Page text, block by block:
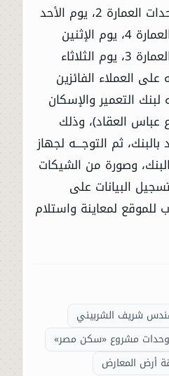
وقال: سيتم تسليم وحدات العمارة 2، يوم الأحد
7/12/2025، ووحدات العمارة 4، يوم الإثنين
8/12/2025، ووحدات العمارة 3، يوم الثلاثاء
أنه على العملاء الفائزين
التعمير والإسكان
نصر (2 شارع عباس العقاد)، وذلك
بالبنك، ثم التوجـــه لجهاز
وصورة من الشيكات
البيانات على
للموقع لمعاينة واستلام
شريف الشربيني
مشروع «سكن مصر»
أرض المعارض